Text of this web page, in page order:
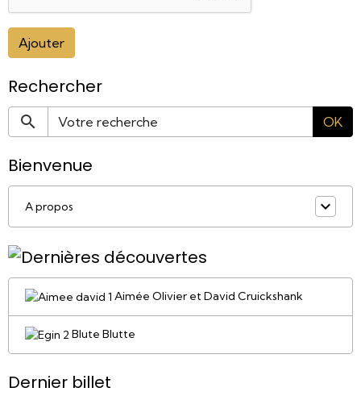
Ajouter
Rechercher
OK
Bienvenue
A propos
Aimée Olivier et David Cruickshank
Blute Blutte
Dernier billet